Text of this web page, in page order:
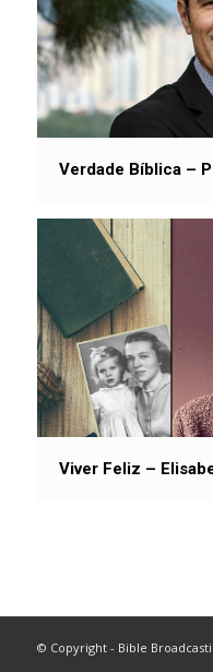
Verdade Bíblica –
Viver Feliz –
© Copyright - Bible